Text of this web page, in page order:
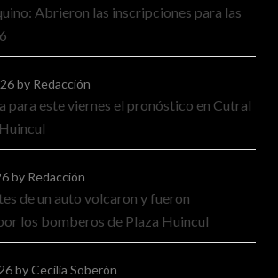
Abrieron las inscripciones para las
by Redacción
para este viernes el pronóstico en Cutral
by Redacción
de un auto volcaron y fueron
los bomberos de Plaza Huincul
by Cecilia Soberón